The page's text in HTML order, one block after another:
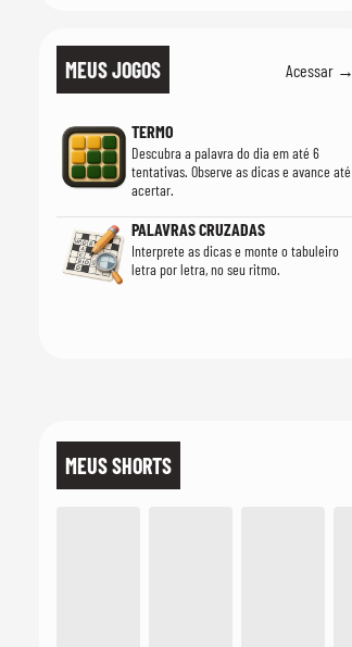
MEUS JOGOS Acessar →
TERMO
Descubra a palavra do dia em até 6
tentativas. Observe as dicas e avance até
acertar.
PALAVRAS CRUZADAS
Interprete as dicas e monte o tabuleiro
letra por letra, no seu ritmo.
MEUS SHORTS